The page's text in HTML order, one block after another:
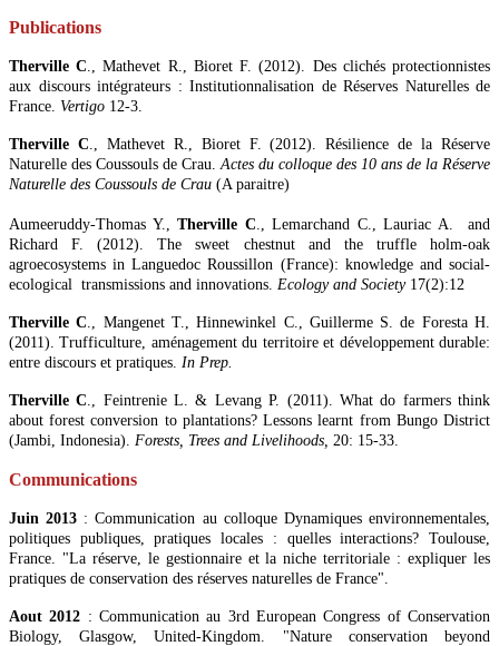
Publications
Therville C ., Mathevet R., Bioret F. (2012). Des clichés protectionnistes
aux discours intégrateurs : Institutionnalisation de Réserves Naturelles de
France. Vertigo 12-3.
Therville C ., Mathevet R., Bioret F. (2012). Résilience de la Réserve
Naturelle des Coussouls de Crau. Actes du colloque des 10 ans de la Réserve
Naturelle des Coussouls de Crau (A paraitre)
Aumeeruddy-Thomas Y.,Therville C ., Lemarchand C., Lauriac A. and
Richard F. (2012). The sweet chestnut and the truffle holm-oak
agroecosystems in Languedoc Roussillon (France): knowledge and social-
ecological transmissions and innovations. Ecology and Society17(2):12
Therville C ., Mangenet T., Hinnewinkel C., Guillerme S. de Foresta H.
(2011). Trufficulture, aménagement du territoire et développement durable:
entre discours et pratiques. In Prep.
Therville C ., Feintrenie L. & Levang P. (2011). What do farmers think
about forest conversion to plantations? Lessons learnt from Bungo District
(Jambi, Indonesia). Forests, Trees and Livelihoods, 20: 15-33.
Communications
Juin 2013 :Communication au colloque Dynamiques environnementales,
politiques publiques, pratiques locales : quelles interactions? Toulouse,
France. "La réserve, le gestionnaire et la niche territoriale : expliquer les
pratiques de conservation des réserves naturelles de France".
Aout 2012 : Communication au 3rd European Congress of Conservation
Biology, Glasgow, United-Kingdom. "Nature conservation beyond